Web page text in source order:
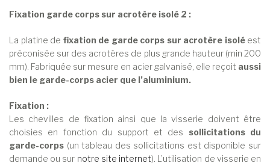
Fixation garde corps sur acrotère isolé 2 :
La platine de fixation de garde corps sur acrotère isoléest
préconisée sur des acrotères de plus grande hauteur (min 200
mm). Fabriquée sur mesure en acier galvanisé, elle reçoit aussi
bien le garde-corps acier que l’aluminium.
Fixation :
Les chevilles de fixation ainsi que la visserie doivent être
choisies en fonction du support et des sollicitations du
garde-corps (un tableau des sollicitations est disponible sur
demande ou sur notre site internet). L’utilisation de visserie en